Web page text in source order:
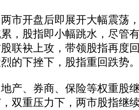
开盘后即展开大幅震荡
，股指即小幅跳水，尽管
联袂上攻，带领股指再度
的下挫下，股指重回跌势
、券商、保险等权重股
双重压力下，两市股指继